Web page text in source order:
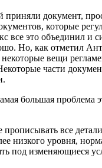
приняли документ,
которые
все это объединил и
Но, как отметил
некоторые вещи
части
большая проблема
все
низкого уровня,
под изменяющиеся